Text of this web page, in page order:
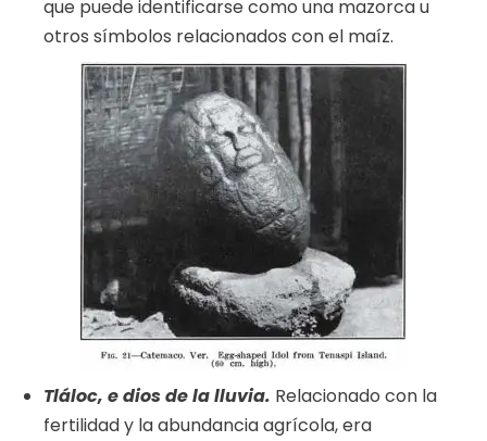
que puede identificarse como una mazorca u
otros símbolos relacionados con el maíz.
Tláloc, e dios de la lluvia. Relacionado con la
fertilidad y la abundancia agrícola, era